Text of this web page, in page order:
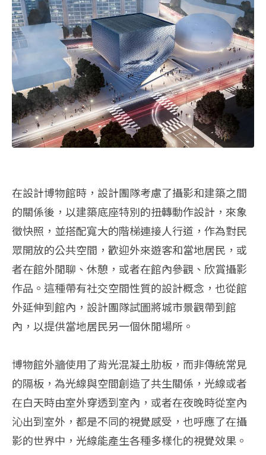
在設計博物館時，設計團隊考慮了攝影和建築之間
的關係後，以建築底座特別的扭轉動作設計，來象
徵快照，並搭配寬大的階梯連接人行道，作為對民
眾開放的公共空間，歡迎外來遊客和當地居民，或
者在館外閒聊、休憩，或者在館內參觀、欣賞攝影
作品。這種帶有社交空間性質的設計概念，也從館
外延伸到館內，設計團隊試圖將城市景觀帶到館
內，以提供當地居民另一個休閒場所。
博物館外牆使用了背光混凝土肋板，而非傳統常見
的隔板，為光線與空間創造了共生關係，光線或者
在白天時由室外穿透到室內，或者在夜晚時從室內
沁出到室外，都是不同的視覺感受，也呼應了在攝
影的世界中，光線能產生各種多樣化的視覺效果。